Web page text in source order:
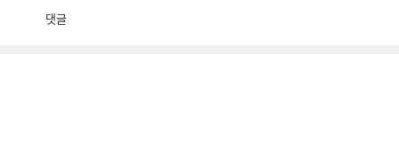
댓글